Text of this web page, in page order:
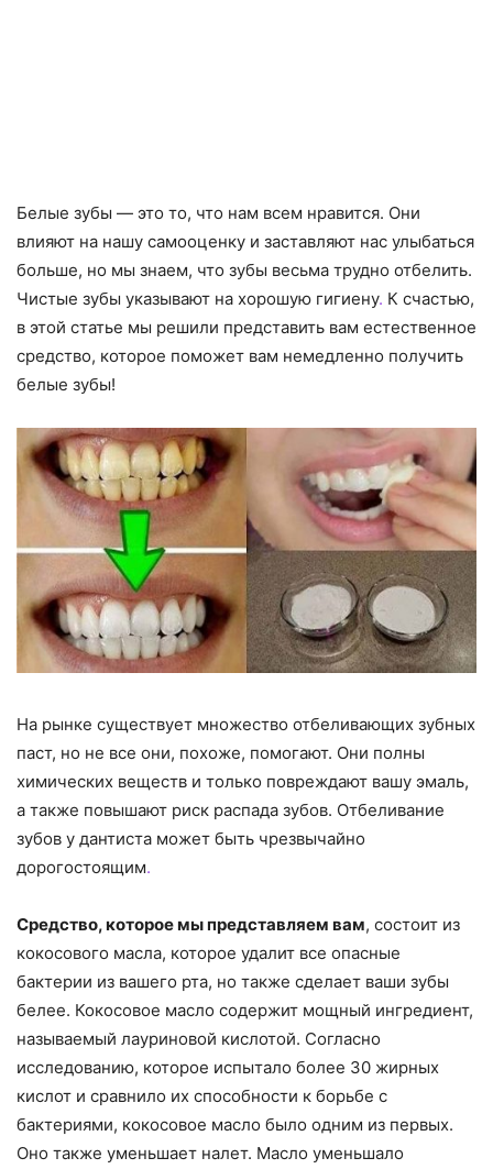
Белые зубы — это то, что нам всем нравится. Они
влияют на нашу самооценку и заставляют нас улыбаться
больше, но мы знаем, что зубы весьма трудно отбелить.
Чистые зубы указывают на хорошую гигиену. К счастью,
в этой статье мы решили представить вам естественное
средство, которое поможет вам немедленно получить
белые зубы!
На рынке существует множество отбеливающих зубных
паст, но не все они, похоже, помогают. Они полны
химических веществ и только повреждают вашу эмаль,
а также повышают риск распада зубов. Отбеливание
зубов у дантиста может быть чрезвычайно
дорогостоящим.
Средство, которое мы представляем вам, состоит из
кокосового масла, которое удалит все опасные
бактерии из вашего рта, но также сделает ваши зубы
белее. Кокосовое масло содержит мощный ингредиент,
называемый лауриновой кислотой. Согласно
исследованию, которое испытало более 30 жирных
кислот и сравнило их способности к борьбе с
бактериями, кокосовое масло было одним из первых.
Оно также уменьшает налет. Масло уменьшало